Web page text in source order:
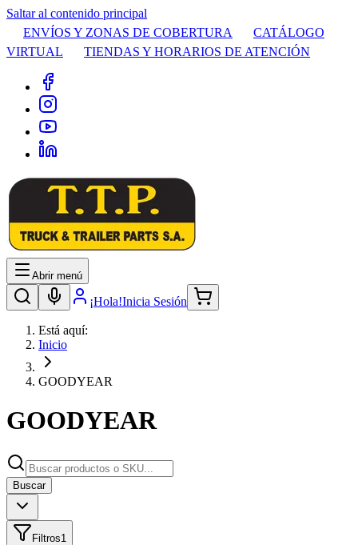
Saltar al contenido principal
ENVÍOS Y ZONAS DE COBERTURA
CATÁLOGO
VIRTUAL
TIENDAS Y HORARIOS DE ATENCIÓN
Abrir menú
¡Hola!Inicia Sesión
Está aquí:
Inicio
GOODYEAR
GOODYEAR
Buscar
Filtros1